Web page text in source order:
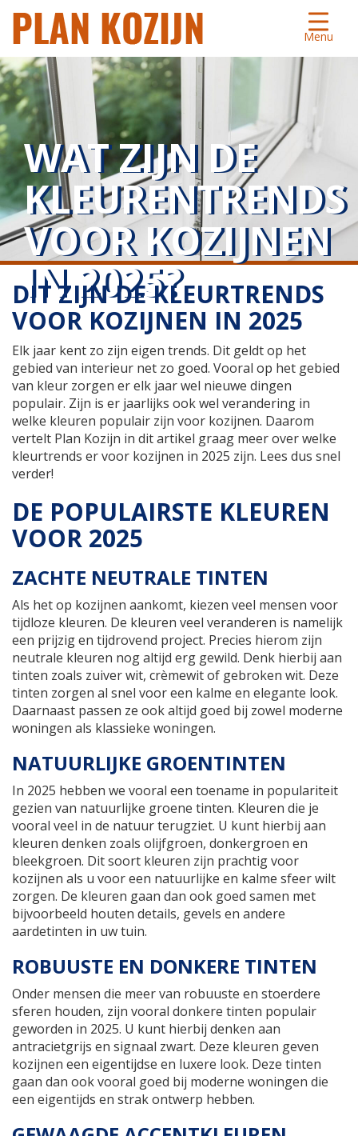
Menu
WAT ZIJN DE
KLEURENTRENDS
VOOR KOZIJNEN
IN 2025?
DIT ZIJN DE KLEURTRENDS
VOOR KOZIJNEN IN 2025
Elk jaar kent zo zijn eigen trends. Dit geldt op het
gebied van interieur net zo goed. Vooral op het gebied
van kleur zorgen er elk jaar wel nieuwe dingen
populair. Zijn is er jaarlijks ook wel verandering in
welke kleuren populair zijn voor kozijnen. Daarom
vertelt Plan Kozijn in dit artikel graag meer over welke
kleurtrends er voor kozijnen in 2025 zijn. Lees dus snel
verder!
DE POPULAIRSTE KLEUREN
VOOR 2025
ZACHTE NEUTRALE TINTEN
Als het op kozijnen aankomt, kiezen veel mensen voor
tijdloze kleuren. De kleuren veel veranderen is namelijk
een prijzig en tijdrovend project. Precies hierom zijn
neutrale kleuren nog altijd erg gewild. Denk hierbij aan
tinten zoals zuiver wit, crèmewit of gebroken wit. Deze
tinten zorgen al snel voor een kalme en elegante look.
Daarnaast passen ze ook altijd goed bij zowel moderne
woningen als klassieke woningen.
NATUURLIJKE GROENTINTEN
In 2025 hebben we vooral een toename in populariteit
gezien van natuurlijke groene tinten. Kleuren die je
vooral veel in de natuur terugziet. U kunt hierbij aan
kleuren denken zoals olijfgroen, donkergroen en
bleekgroen. Dit soort kleuren zijn prachtig voor
kozijnen als u voor een natuurlijke en kalme sfeer wilt
zorgen. De kleuren gaan dan ook goed samen met
bijvoorbeeld houten details, gevels en andere
aardetinten in uw tuin.
ROBUUSTE EN DONKERE TINTEN
Onder mensen die meer van robuuste en stoerdere
sferen houden, zijn vooral donkere tinten populair
geworden in 2025. U kunt hierbij denken aan
antracietgrijs en signaal zwart. Deze kleuren geven
kozijnen een eigentijdse en luxere look. Deze tinten
gaan dan ook vooral goed bij moderne woningen die
een eigentijds en strak ontwerp hebben.